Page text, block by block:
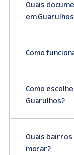
Quais
em
Como
Como
Guarulhos?
Quais bairros
morar?